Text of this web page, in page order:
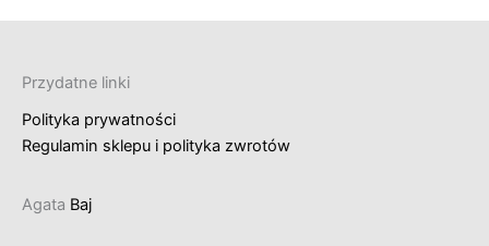
Przydatne linki
Polityka prywatności
Regulamin sklepu i polityka zwrotów
Agata Baj